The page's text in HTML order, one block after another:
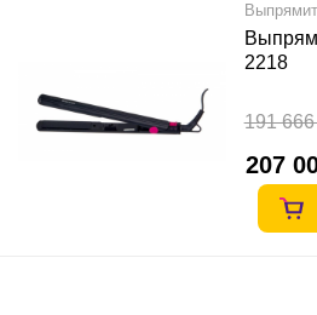
2218
191
207